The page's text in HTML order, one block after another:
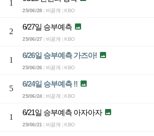
1
25/06/28 비공개 KBO
2
6/27일 승부예측 
25/06/27 비공개 KBO
1
6/26일 승부예측 가즈아! 
25/06/26 비공개 KBO
5
6/24일 승부예측 !! 
25/06/24| 비공개 KBO
1
6/21일 승부예측 아자아자 
25/06/21| 비공개 KBO